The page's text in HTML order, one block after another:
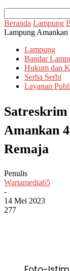
Beranda Lampung
Lampung Amankan
Lampung
Bandar
Hukum dan
Serba Serbi
Layanan
Amankan
Remaja
Penulis
Wartamedia65
-
14 Mei 2023
277